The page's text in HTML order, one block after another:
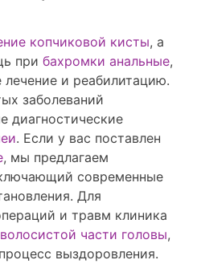
копчиковой кисты, а
при бахромки анальные,
лечение и реабилитацию.
заболеваний
диагностические
. Если у вас поставлен
, мы предлагаем
современные
Для
и травм клиника
части головы,
выздоровления.